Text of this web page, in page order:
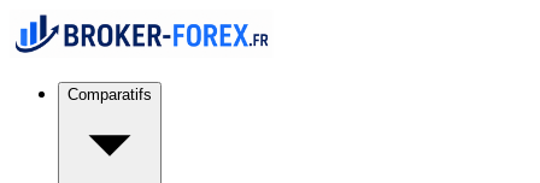
Comparatifs